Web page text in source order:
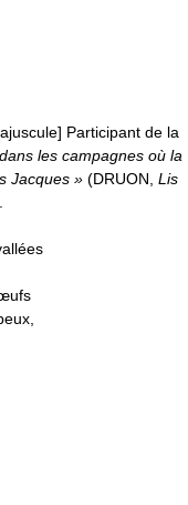
Participant de la
les campagnes où la
Jacques » (DRUON, Lis